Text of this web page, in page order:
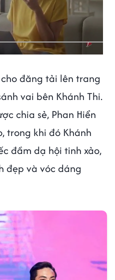
đăng tải lên trang
vai bên Khánh Thi.
chia sẻ, Phan Hiển
trong khi đó Khánh
đầm dạ hội tinh xảo,
đẹp và vóc dáng